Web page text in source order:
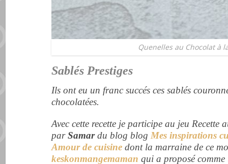
Quenelles au Chocolat à
Sablés Prestiges
Ils ont eu un franc succés ces sablés
chocolatées.
Avec cette recette je participe au jeu
parSamardu blog blog Mes inspirations
Amour de cuisinedont la marraine de ce
keskonmangemaman qui a proposé comme